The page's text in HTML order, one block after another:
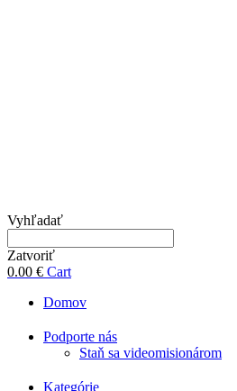
Vyhľadať
Zatvoriť
0.00 € Cart
Domov
Podporte nás
Staň sa videomisionárom
Kategórie